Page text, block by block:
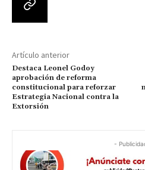
Artículo anterior
Destaca Leonel Godoy
aprobación de reforma
constitucional para reforzar
Estrategia Nacional contra la
Extorsión
-